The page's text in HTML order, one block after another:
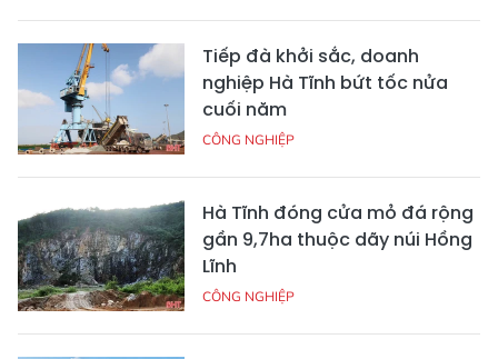
Tiếp đà khởi sắc, doanh
nghiệp Hà Tĩnh bứt tốc nửa
cuối năm
CÔNG NGHIỆP
Hà Tĩnh đóng cửa mỏ đá rộng
gần 9,7ha thuộc dãy núi Hồng
Lĩnh
CÔNG NGHIỆP